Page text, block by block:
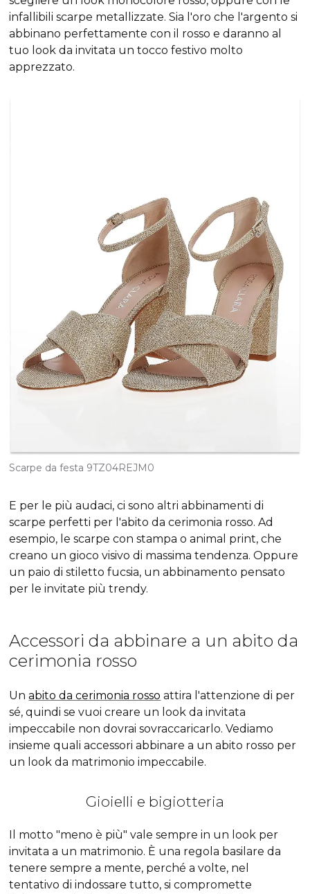
infallibili scarpe metallizzate. Sia l'oro che l'argento si
abbinano perfettamente con il rosso e daranno al
tuo look da invitata un tocco festivo molto
apprezzato.
Scarpe da festa 9TZ04REJM0
E per le più audaci, ci sono altri abbinamenti di
scarpe perfetti per l'abito da cerimonia rosso. Ad
esempio, le scarpe con stampa o animal print, che
creano un gioco visivo di massima tendenza. Oppure
un paio distilettofucsia, un abbinamento pensato
per le invitate più trendy.
Accessori da abbinare a un abito da
cerimonia rosso
Unabito da cerimonia rosso attira l'attenzione di per
sé, quindi se vuoi creare un look da invitata
impeccabile non dovrai sovraccaricarlo. Vediamo
insieme quali accessori abbinare a un abito rosso per
un look da matrimonio impeccabile.
Gioielli e bigiotteria
Il motto "meno è più" vale sempre in un look per
invitata a un matrimonio. È una regola basilare da
tenere sempre a mente, perché a volte, nel
tentativo di indossare tutto, si compromette